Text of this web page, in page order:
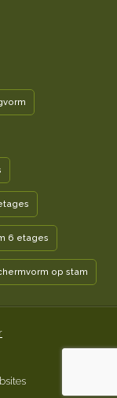
6 etages
op stam